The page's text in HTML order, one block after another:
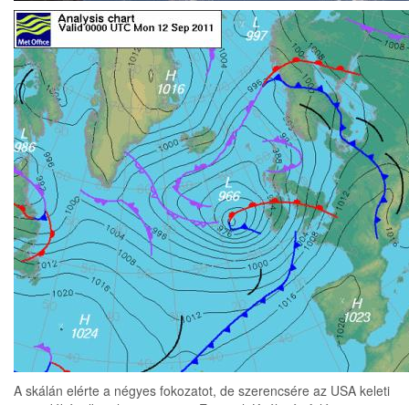
A skálán elérte a négyes fokozatot, de szerencsére az USA keleti